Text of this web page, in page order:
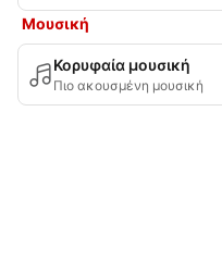
Μουσική
Κορυφαία μουσική
Πιο ακουσμένη μουσική